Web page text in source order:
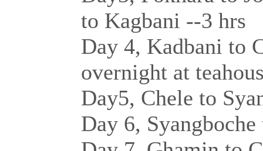
to Kagbani --3 hrs
Day 4, Kadbani to
overnight at
Day5, Chele to
Day 6,